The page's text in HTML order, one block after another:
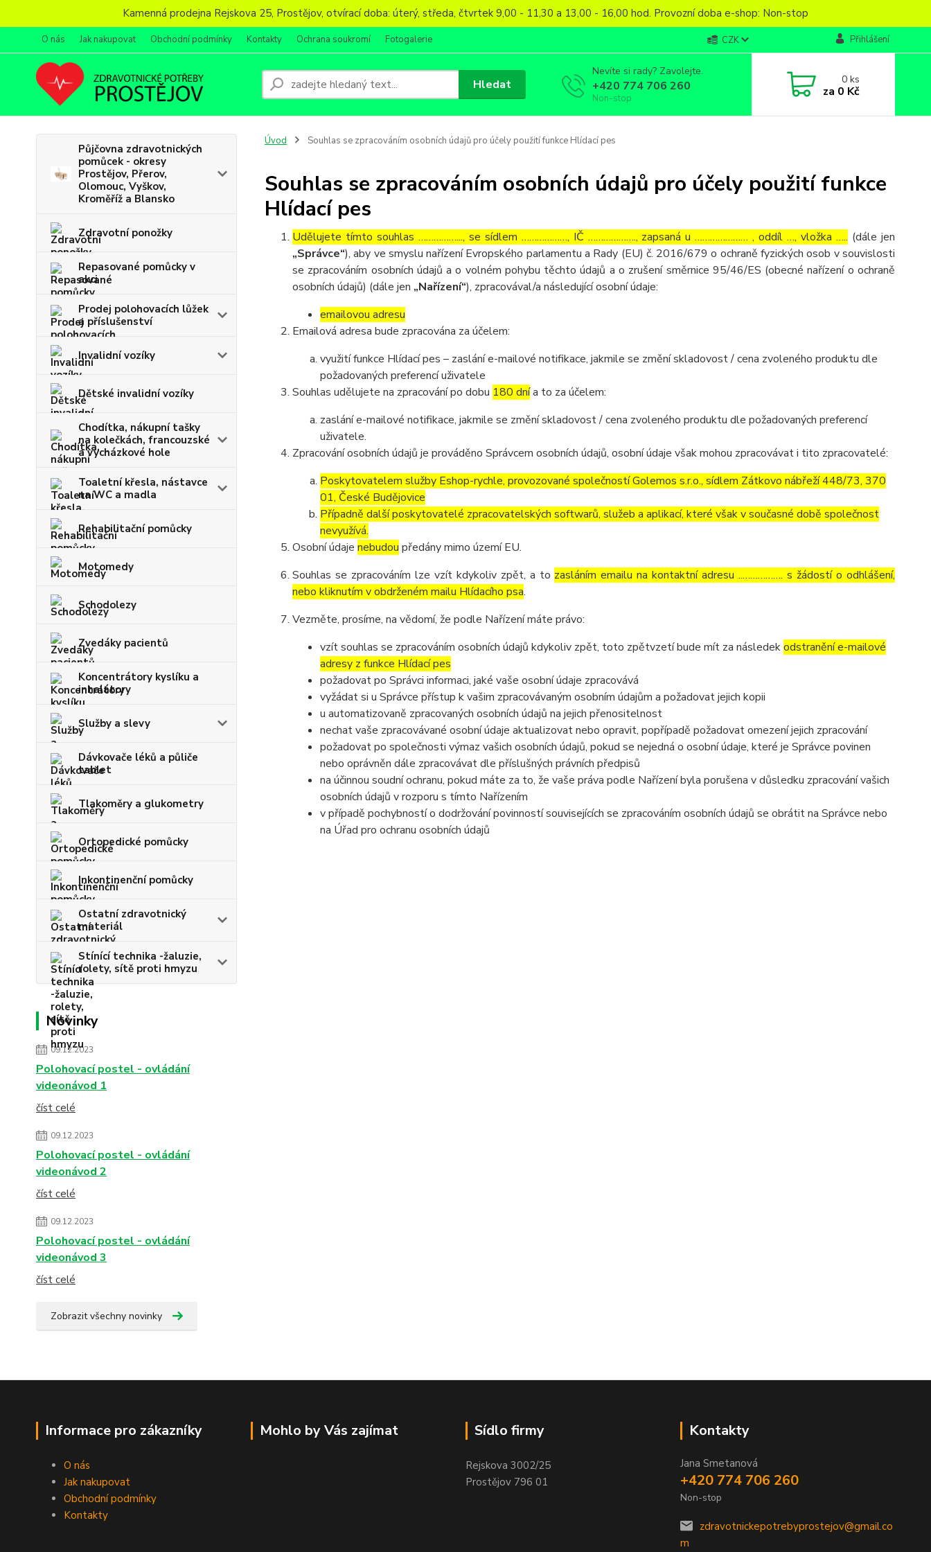
Kamenná prodejna Rejskova 25, Prostějov, otvírací doba: úterý, středa, čtvrtek 9,00 - 11,30 a 13,00 - 16,00 hod. Provozní doba e-shop: Non-stop
O nás Jak nakupovat Obchodní podmínky Kontakty Ochrana soukromí Fotogalerie CZK Přihlášení
Hledat
Nevíte si rady? Zavolejte.
+420 774 706 260
Non-stop
0ks
za 0 Kč
Půjčovna zdravotnických
pomůcek - okresy
Prostějov, Přerov,
Olomouc, Vyškov,
Kroměříž a Blansko
Zdravotní ponožky
Repasované pomůcky v
akci
Prodej polohovacích lůžek
a příslušenství
Invalidní vozíky
Dětské invalidní vozíky
Chodítka, nákupní tašky
na kolečkách, francouzské
a vycházkové hole
Toaletní křesla, nástavce
na WC a madla
Rehabilitační pomůcky
Motomedy
Schodolezy
Zvedáky pacientů
Koncentrátory kyslíku a
inhalátory
Služby a slevy
Dávkovače léků a půliče
tablet
Tlakoměry a glukometry
Ortopedické pomůcky
Inkontinenční pomůcky
Ostatní zdravotnický
materiál
Stínící technika -žaluzie,
rolety, sítě proti hmyzu
Novinky
09.12.2023
Polohovací postel - ovládání
videonávod 1
číst celé
09.12.2023
Polohovací postel - ovládání
videonávod 2
číst celé
09.12.2023
Polohovací postel - ovládání
videonávod 3
číst celé
Zobrazit všechny novinky
Úvod Souhlas se zpracováním osobních údajů pro účely použití funkce Hlídací pes
Souhlas se zpracováním osobních údajů pro účely použití funkce
Hlídací pes
Udělujete tímto souhlas ……………..., se sídlem ………………, IČ ………………., zapsaná u ………………… , oddíl …, vložka ….. (dále jen
„Správce“), aby ve smyslu nařízení Evropského parlamentu a Rady (EU) č. 2016/679 o ochraně fyzických osob v souvislosti
se zpracováním osobních údajů a o volném pohybu těchto údajů a o zrušení směrnice 95/46/ES (obecné nařízení o ochraně
osobních údajů) (dále jen „Nařízení“), zpracovával/a následující osobní údaje:
emailovou adresu
Emailová adresa bude zpracována za účelem:
využití funkce Hlídací pes – zaslání e-mailové notifikace, jakmile se změní skladovost / cena zvoleného produktu dle
požadovaných preferencí uživatele
Souhlas udělujete na zpracování po dobu 180 dnía to za účelem:
zaslání e-mailové notifikace, jakmile se změní skladovost / cena zvoleného produktu dle požadovaných preferencí
uživatele.
Zpracování osobních údajů je prováděno Správcem osobních údajů, osobní údaje však mohou zpracovávat i tito zpracovatelé:
Poskytovatelem služby Eshop-rychle, provozované společností Golemos s.r.o., sídlem Zátkovo nábřeží 448/73, 370
01, České Budějovice
Případně další poskytovatelé zpracovatelských softwarů, služeb a aplikací, které však v současné době společnost
nevyužívá.
Osobní údaje nebudou předány mimo území EU.
Souhlas se zpracováním lze vzít kdykoliv zpět, a to zasláním emailu na kontaktní adresu ..……………. s žádostí o odhlášení,
nebo kliknutím v obdrženém mailu Hlídacího psa.
Vezměte, prosíme, na vědomí, že podle Nařízení máte právo:
vzít souhlas se zpracováním osobních údajů kdykoliv zpět, toto zpětvzetí bude mít za následekodstranění e-mailové
adresy z funkce Hlídací pes
požadovat po Správci informaci, jaké vaše osobní údaje zpracovává
vyžádat si u Správce přístup k vašim zpracovávaným osobním údajům a požadovat jejich kopii
u automatizovaně zpracovaných osobních údajů na jejich přenositelnost
nechat vaše zpracovávané osobní údaje aktualizovat nebo opravit, popřípadě požadovat omezení jejich zpracování
požadovat po společnosti výmaz vašich osobních údajů, pokud se nejedná o osobní údaje, které je Správce povinen
nebo oprávněn dále zpracovávat dle příslušných právních předpisů
na účinnou soudní ochranu, pokud máte za to, že vaše práva podle Nařízení byla porušena v důsledku zpracování vašich
osobních údajů v rozporu s tímto Nařízením
v případě pochybností o dodržování povinností souvisejících se zpracováním osobních údajů se obrátit na Správce nebo
na Úřad pro ochranu osobních údajů
Informace pro zákazníky
O nás
Jak nakupovat
Obchodní podmínky
Kontakty
Mohlo by Vás zajímat Sídlo firmy
Rejskova 3002/25
Prostějov 796 01
Kontakty
Jana Smetanová
+420 774 706 260
Non-stop
zdravotnickepotrebyprostejov@gmail.co
m